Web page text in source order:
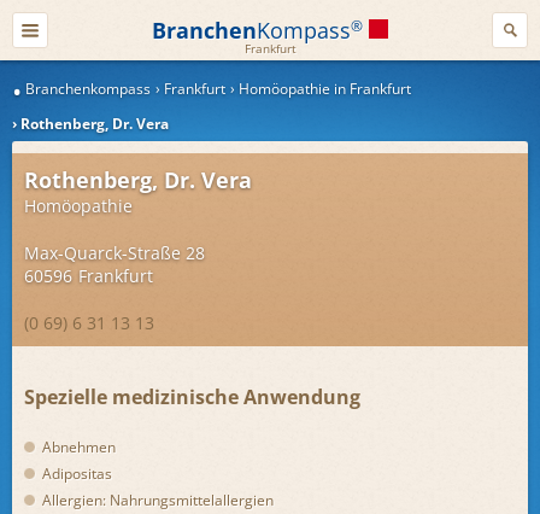
BranchenKompass®
Frankfurt
Branchenkompass Frankfurt
Homöopathie in Frankfurt
Rothenberg, Dr. Vera
Rothenberg, Dr. Vera
Homöopathie
Max-Quarck-Straße 28
60596 Frankfurt
(0 69) 6 31 13 13
Spezielle medizinische Anwendung
Abnehmen
Adipositas
Allergien: Nahrungsmittelallergien